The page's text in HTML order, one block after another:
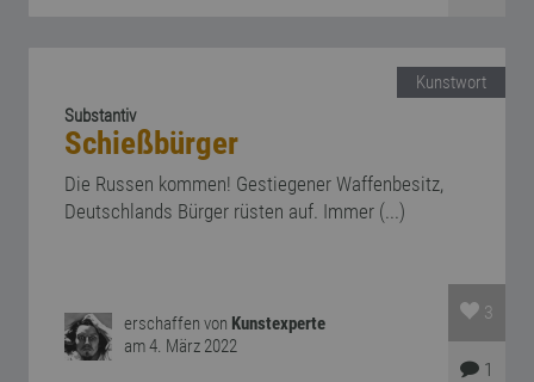
Kunstwort
Substantiv
Schießbürger
Die Russen kommen! Gestiegener Waffenbesitz,
Deutschlands Bürger rüsten auf. Immer (...)
erschaffen von Kunstexperte
am 4. März 2022
3
1